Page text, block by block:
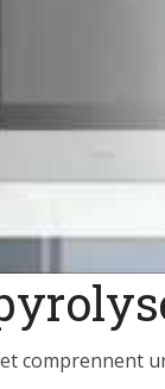
comprennent